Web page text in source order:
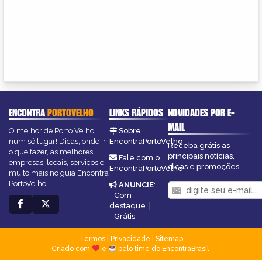
ENCONTRAPORTOVELHO
O melhor de Porto Velho
num só lugar! Dicas, onde ir,
o que fazer, as melhores
empresas, locais, serviços e
muito mais no guia Encontra
PortoVelho
LINKS RÁPIDOS
Sobre
EncontraPortoVelho
Fale com o
EncontraPortoVelho
ANUNCIE:
Com
destaque |
Grátis
NOVIDADES POR E-
MAIL
Receba grátis as
principais notícias,
dicas e promoções
Termos| Privacidade
Sitemap
Criado com
e pelo time do EncontraBrasil